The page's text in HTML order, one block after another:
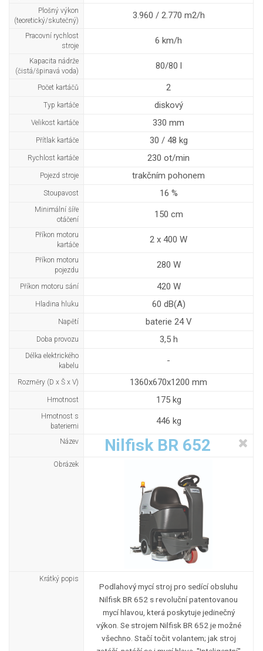
Plošný výkon
(teoretický/skutečný)
3.960 / 2.770 m2/h
Pracovní rychlost
stroje
6 km/h
Kapacita nádrže
(čistá/špinavá voda)
80/80 l
Počet kartáčů 2
Typ kartáče diskový
Velikost kartáče 330 mm
Přítlak kartáče 30 / 48 kg
Rychlost kartáče 230 ot/min
Pojezd stroje trakčním pohonem
Stoupavost 16 %
Minimální šíře
otáčení
150 cm
Příkon motoru
kartáče
2 x 400 W
Příkon motoru
pojezdu
280 W
Příkon motoru sání 420 W
Hladina hluku 60 dB(A)
Napětí baterie 24 V
Doba provozu 3,5 h
Délka elektrického
kabelu
-
Rozměry (D x Š x V) 1360x670x1200 mm
Hmotnost 175 kg
Hmotnost s
bateriemi
446 kg
Název Nilfisk BR 652
Obrázek
Krátký popis
Podlahový mycí stroj pro sedící obsluhu
Nilfisk BR 652 s revoluční patentovanou
mycí hlavou, která poskytuje jedinečný
výkon. Se strojem Nilfisk BR 652 je možné
všechno. Stačí točit volantem; jak stroj